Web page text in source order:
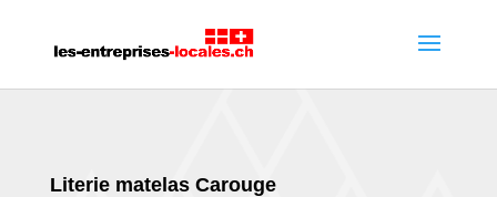
Literie matelas Carouge